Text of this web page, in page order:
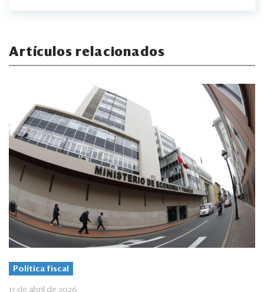
Artículos relacionados
Política fiscal
17 de abril de 2026